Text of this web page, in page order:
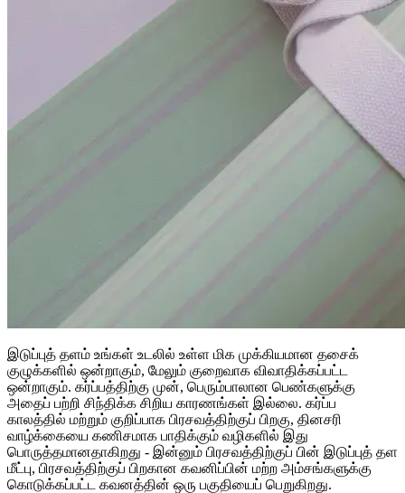
இடுப்புத் தளம் உங்கள் உடலில் உள்ள மிக முக்கியமான தசைக்
குழுக்களில் ஒன்றாகும், மேலும் குறைவாக விவாதிக்கப்பட்ட
ஒன்றாகும். கர்ப்பத்திற்கு முன், பெரும்பாலான பெண்களுக்கு
அதைப் பற்றி சிந்திக்க சிறிய காரணங்கள் இல்லை. கர்ப்ப
காலத்தில் மற்றும் குறிப்பாக பிரசவத்திற்குப் பிறகு, தினசரி
வாழ்க்கையை கணிசமாக பாதிக்கும் வழிகளில் இது
பொருத்தமானதாகிறது - இன்னும் பிரசவத்திற்குப் பின் இடுப்புத் தள
மீட்பு, பிரசவத்திற்குப் பிறகான கவனிப்பின் மற்ற அம்சங்களுக்கு
கொடுக்கப்பட்ட கவனத்தின் ஒரு பகுதியைப் பெறுகிறது.